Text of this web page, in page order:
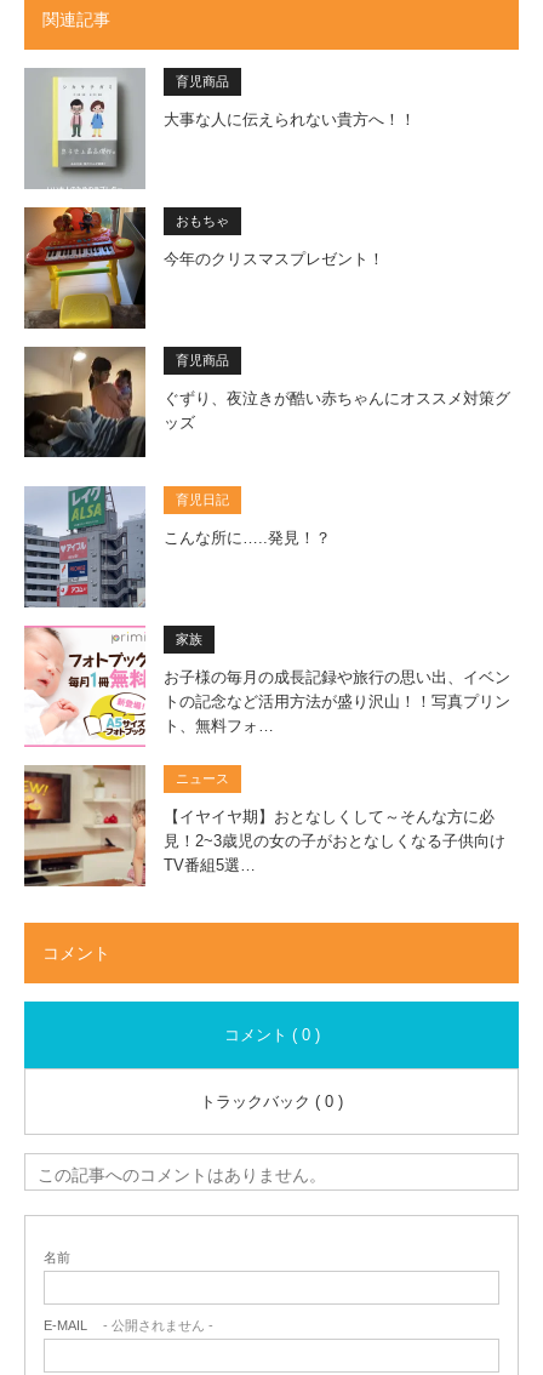
関連記事
育児商品
大事な人に伝えられない貴方へ！！
おもちゃ
今年のクリスマスプレゼント！
育児商品
ぐずり、夜泣きが酷い赤ちゃんにオススメ対策グ
ッズ
育児日記
こんな所に…..発見！？
家族
お子様の毎月の成長記録や旅行の思い出、イベン
トの記念など活用方法が盛り沢山！！写真プリン
ト、無料フォ…
ニュース
【イヤイヤ期】おとなしくして～そんな方に必
見！2~3歳児の女の子がおとなしくなる子供向け
TV番組5選…
コメント
コメント ( 0 )
トラックバック ( 0 )
この記事へのコメントはありません。
名前
E-MAIL - 公開されません -